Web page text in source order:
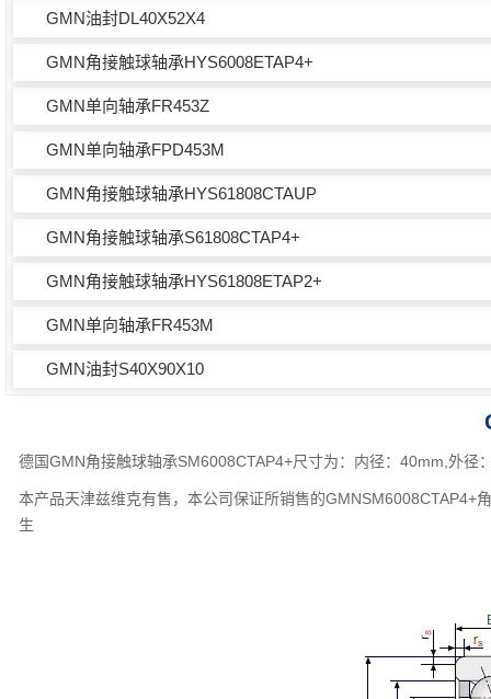
GMN油封DL40X52X4
GMN角接触球轴承HYS6008ETAP4+
GMN单向轴承FR453Z
GMN单向轴承FPD453M
GMN角接触球轴承HYS61808CTAUP
GMN角接触球轴承S61808CTAP4+
GMN角接触球轴承HYS61808ETAP2+
GMN单向轴承FR453M
GMN油封S40X90X10
德国GMN角接触球轴承SM6008CTAP4+尺寸为：内径：40mm,外
本产品天津兹维克有售，本公司保证所销售的GMNSM6008CTAP4+
生